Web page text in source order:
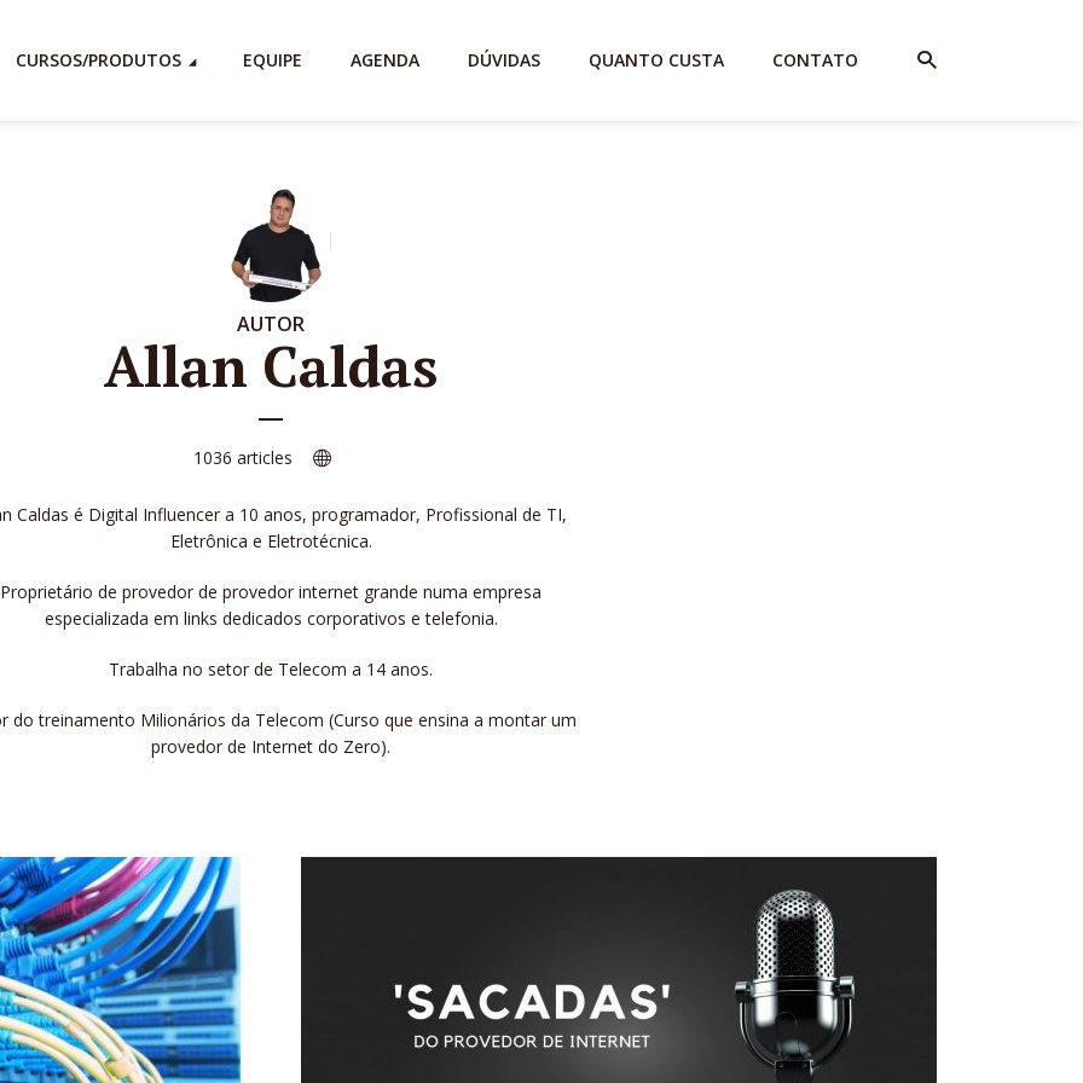
CURSOS/PRODUTOS EQUIPE AGENDA DÚVIDAS QUANTO CUSTA CONTATO
AUTOR
Allan Caldas
1036 articles
Caldas é Digital Influencer a 10 anos, programador, Profissional de TI,
Eletrônica e Eletrotécnica.
Proprietário de provedor de provedor internet grande numa empresa
especializada em links dedicados corporativos e telefonia.
Trabalha no setor de Telecom a 14 anos.
do treinamento Milionários da Telecom (Curso que ensina a montar um
provedor de Internet do Zero).